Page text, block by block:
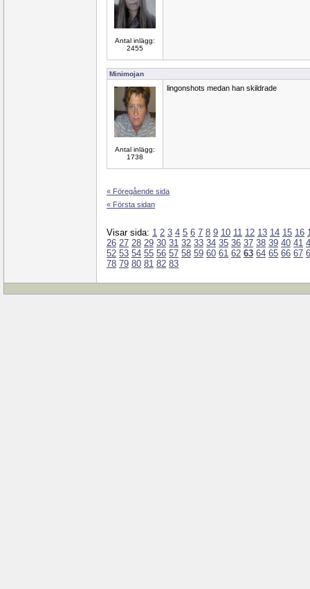
Antal inlägg:
2455
Minimojan
Antal inlägg:
1738
lingonshots medan han skildrade
« Föregående sida
« Första sidan
Visar sida: 1 2 3 4 5 6 7 8 9 10 11 12 13 14 15 16
26 27 28 29 30 31 32 33 34 35 36 37 38 39 40 41
52 53 54 55 56 57 58 59 60 61 62 63 64 65 66 67
78 79 80 81 82 83